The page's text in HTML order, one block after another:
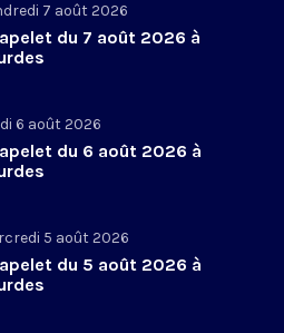
7 août 2026
du 7 août 2026 à
6 août 2026
du 6 août 2026 à
5 août 2026
du 5 août 2026 à